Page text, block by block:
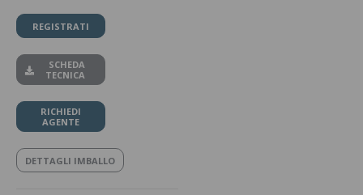
REGISTRATI
SCHEDA
TECNICA
RICHIEDI
AGENTE
DETTAGLI IMBALLO